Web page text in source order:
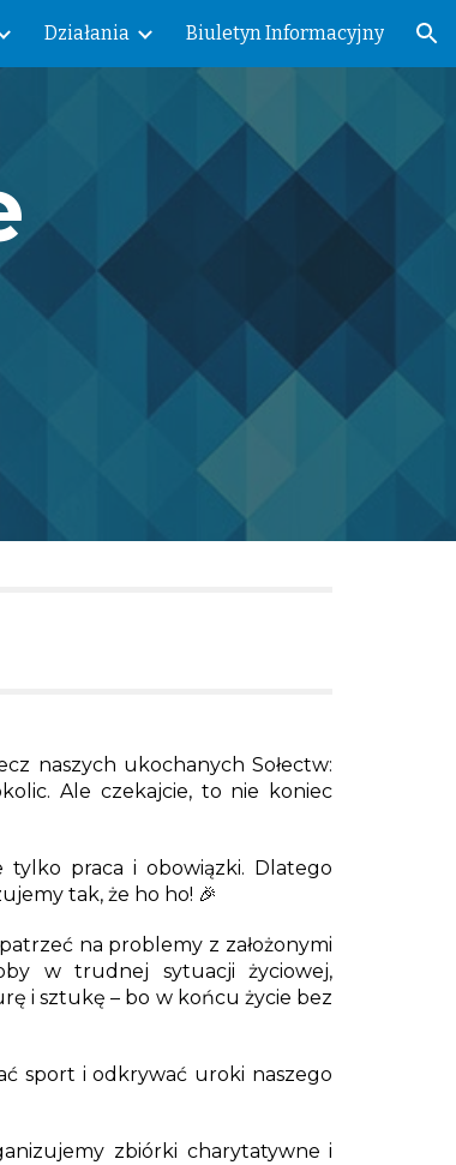
Działania Biuletyn Informacyjny
naszych ukochanych Sołectw:
Ale czekajcie, to nie koniec
praca i obowiązki. Dlatego
tak, że ho ho! 🎉
na problemy z założonymi
w trudnej sytuacji życiowej,
i sztukę – bo w końcu życie bez
sport i odkrywać uroki naszego
zbiórki charytatywne i